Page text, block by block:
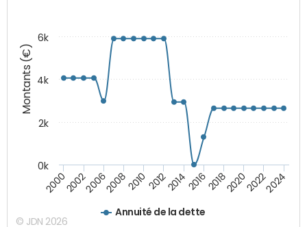
Montants (€)
Annuité de la dette
20002002200620082010 2012201420162018202020222024
0k
2k
4k
6k
© JDN 2026